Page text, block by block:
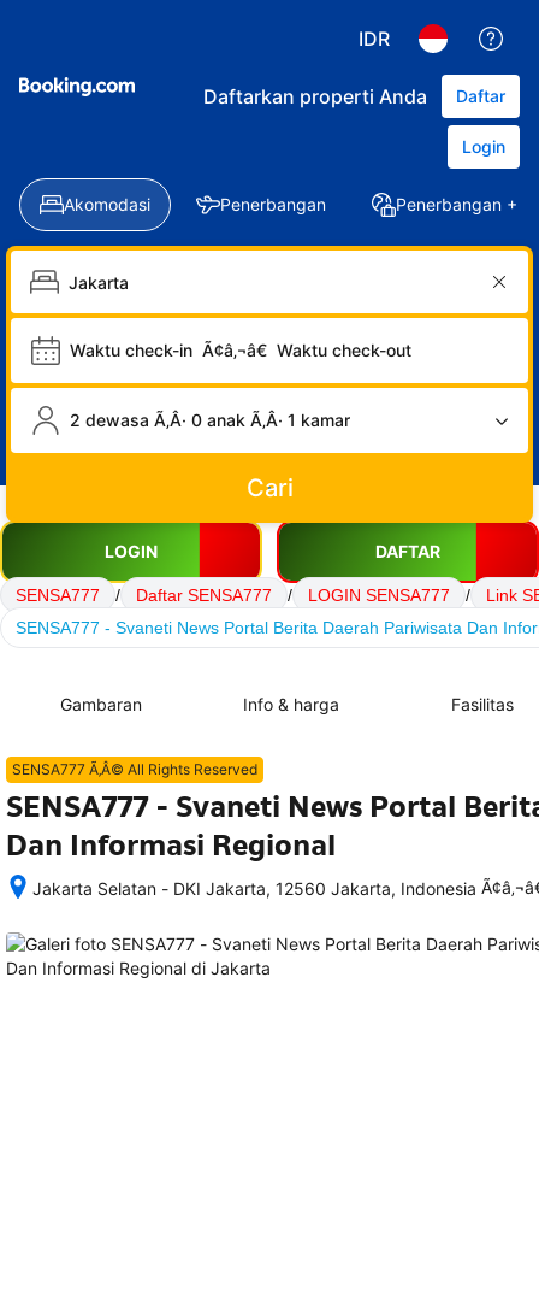
IDR
Daftarkan properti Anda Daftar
Login
Akomodasi Penerbangan Penerbangan +
Waktu check-in Ã¢â‚¬â€ Waktu check-out
2 dewasa Ã‚Â· 0 anak Ã‚Â· 1 kamar
Cari
LOGIN DAFTAR
SENSA777 / Daftar SENSA777 / LOGIN SENSA777 /
Link
SENSA777 - Svaneti News Portal Berita Daerah Pariwisata Dan
Gambaran Info & harga Fasilitas
SENSA777 Ã‚Â© All Rights Reserved
SENSA777 - Svaneti News Portal
Dan Informasi Regional
Jakarta Selatan - DKI Jakarta, 12560 Jakarta, Indonesia
memesan,
semua